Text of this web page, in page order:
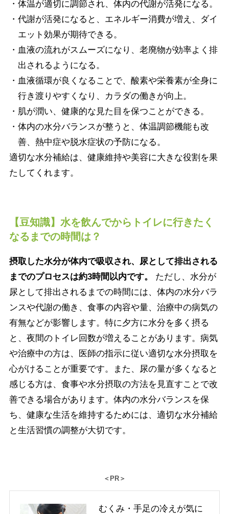
・体温が適切に調節され、体内の代謝が活発になる。
・代謝が活発になると、エネルギー消費が増え、ダイ
エット効果が期待できる。
・血液の流れがスムーズになり、老廃物が効率よく排
出されるようになる。
・血液循環が良くなることで、酸素や栄養素が全身に
行き渡りやすくなり、カラダの働きが向上。
・肌が潤い、健康的な見た目を保つことができる。
・体内の水分バランスが整うと、体温調節機能も改
善、熱中症や脱水症状の予防になる。
適切な水分補給は、健康維持や美容に大きな役割を果
たしてくれます。
【豆知識】水を飲んでからトイレに行きたく
なるまでの時間は？
摂取した水分が体内で吸収され、尿として排出される
までのプロセスは約3時間以内です。
ただし、水分が
尿として排出されるまでの時間には、体内の水分バラ
ンスや代謝の働き、食事の内容や量、治療中の病気の
有無などが影響します。特に夕方に水分を多く摂る
と、夜間のトイレ回数が増えることがあります。病気
や治療中の方は、医師の指示に従い適切な水分摂取を
心がけることが重要です。また、尿の量が多くなると
感じる方は、食事や水分摂取の方法を見直すことで改
善できる場合があります。体内の水分バランスを保
ち、健康な生活を維持するためには、適切な水分補給
と生活習慣の調整が大切です。
＜PR＞
むくみ・手足の冷えが気に